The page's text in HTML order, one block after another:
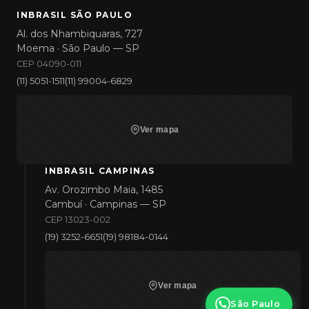
INBRASIL SÃO PAULO
Al. dos Nhambiquaras, 727
Moema · São Paulo — SP
CEP 04090-011
(11) 5051-1511(11) 99004-6829
Ver mapa
INBRASIL CAMPINAS
Av. Orozimbo Maia, 1485
Cambuí · Campinas — SP
CEP 13023-002
(19) 3252-6651(19) 98184-0144
Ver mapa
São Paulo